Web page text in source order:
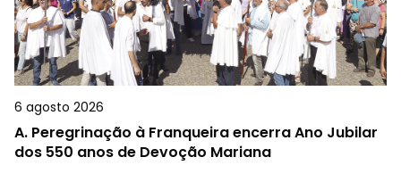
6 agosto 2026
A. Peregrinação à Franqueira encerra Ano Jubilar
dos 550 anos de Devoção Mariana